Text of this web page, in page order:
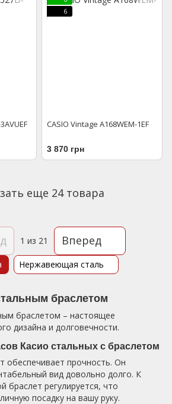
6
CASIO Vintage A168WEM-1EF
3 870 грн
еще 24 товара
1 из 21 Вперед
браслетом
браслетом – настоящее
дизайна и долговечности.
Касио стальных с браслетом
обеспечивает прочность. Он
вид довольно долго. К
браслет регулируется, что
посадку на вашу руку.
Нержавеющая сталь